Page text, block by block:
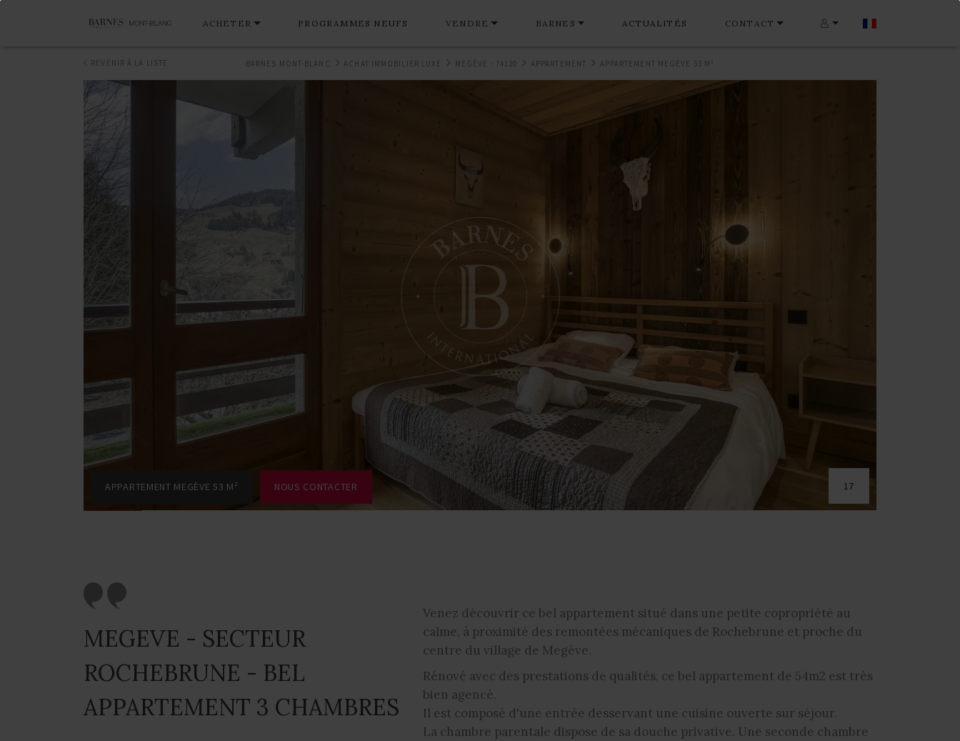
ACHETER PROGRAMMES NEUFS VENDRE BARNES ACTUALITÉS CONTACT
BARNES MONT-BLANC ACHAT IMMOBILIER LUXE MEGÈVE - 74120 APPARTEMENT APPARTEMENT MEGÈVE 53 M²
REVENIR À LA LISTE
APPARTEMENT MEGÈVE 53 M² NOUS CONTACTER 17
MEGEVE - SECTEUR
ROCHEBRUNE - BEL
APPARTEMENT 3 CHAMBRES
Venez découvrir ce bel appartement situé dans une petite copropriété au
calme, à proximité des remontées mécaniques de Rochebrune et proche du
centre du village de Megève.
Rénové avec des prestations de qualités, ce bel appartement de 54m2 est très
bien agencé.
Il est composé d'une entrée desservant une cuisine ouverte sur séjour.
La chambre parentale dispose de sa douche privative. Une seconde chambre